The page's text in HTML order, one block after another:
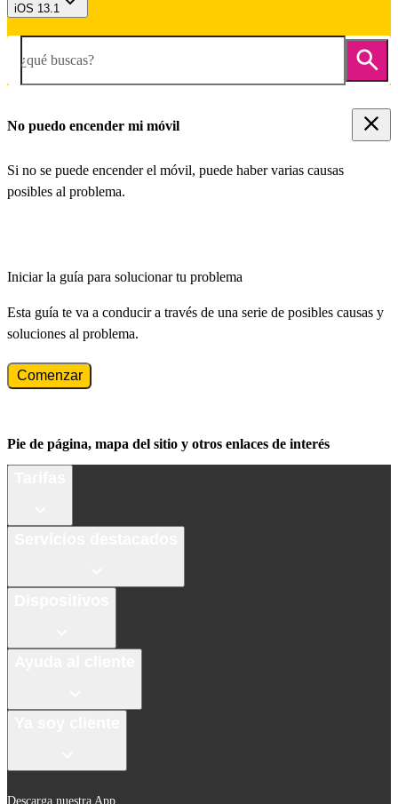
iOS 13.1
¿qué buscas?
No puedo encender mi móvil
Si no se puede encender el móvil, puede haber varias causas
posibles al problema.
Iniciar la guía para solucionar tu problema
Esta guía te va a conducir a través de una serie de posibles causas y
soluciones al problema.
Comenzar
Pie de página, mapa del sitio y otros enlaces de interés
Descarga nuestra App